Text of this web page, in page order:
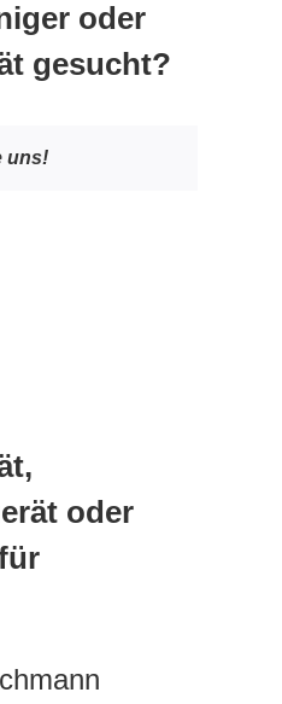
oder
gesucht?
uns!
oder